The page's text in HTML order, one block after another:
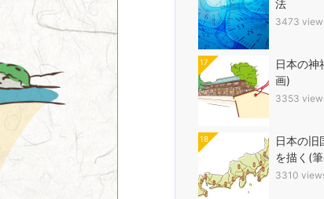
法
3473
17
日本の神
画)
3353
18
日本の旧
を描く(
3310